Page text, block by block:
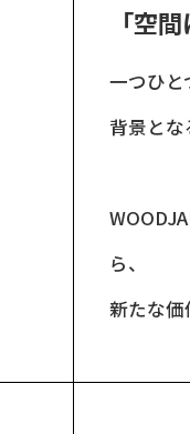
「空
一つひと
背景とな
ら、
新たな価